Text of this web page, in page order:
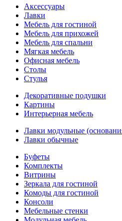
Аксессуары
Лавки
Мебель для гостиной
Мебель для прихожей
Мебель для спальни
Мягкая мебель
Офисная мебель
Столы
Стулья
Декоративные подушки
Картины
Интерьерная мебель
Лавки модульные
Лавки обычные
Буфеты
Комплекты
Витрины
Зеркала для гостиной
Комоды для гостиной
Консоли
Мебельные стенки